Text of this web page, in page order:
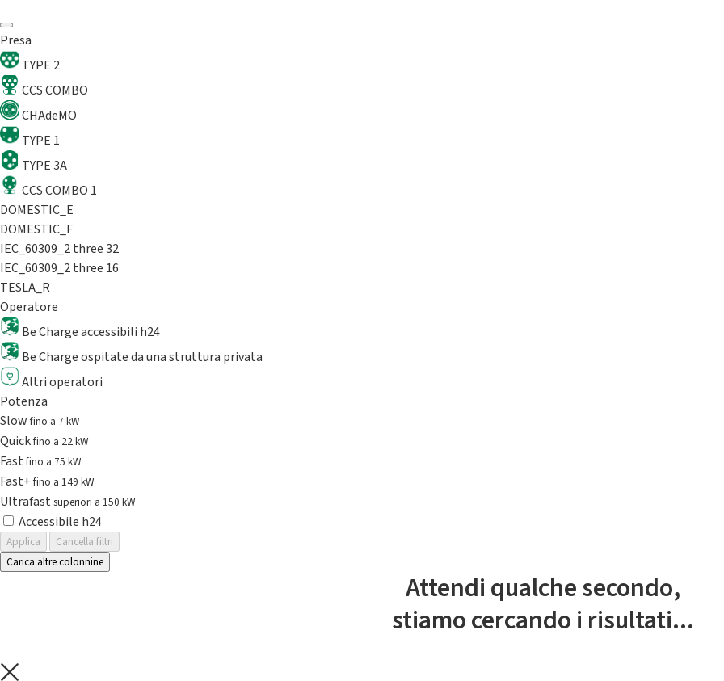
Presa
TYPE 2
CCS COMBO
CHAdeMO
TYPE 1
TYPE 3A
CCS COMBO 1
DOMESTIC_E
DOMESTIC_F
IEC_60309_2 three 32
IEC_60309_2 three 16
TESLA_R
Operatore
Be Charge accessibili h24
Be Charge ospitate da una struttura privata
Altri operatori
Potenza
Slowfino a 7 kW
Quickfino a 22 kW
Fastfino a 75 kW
Fast+fino a 149 kW
Ultrafast superiori a 150 kW
Accessibile h24
Applica
Cancella filtri
Carica altre colonnine
Attendi qualche secondo,
stiamo cercando i risultati...